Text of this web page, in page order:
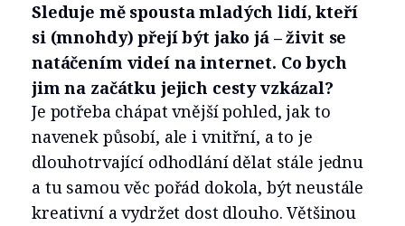
Sleduje mě spousta mladých lidí, kteří
si (mnohdy) přejí být jako já – živit se
natáčením videí na internet. Co bych
jim na začátku jejich cesty vzkázal?
Je potřeba chápat vnější pohled, jak to
navenek působí, ale i vnitřní, a to je
dlouhotrvající odhodlání dělat stále jednu
a tu samou věc pořád dokola, být neustále
kreativní a vydržet dost dlouho. Většinou